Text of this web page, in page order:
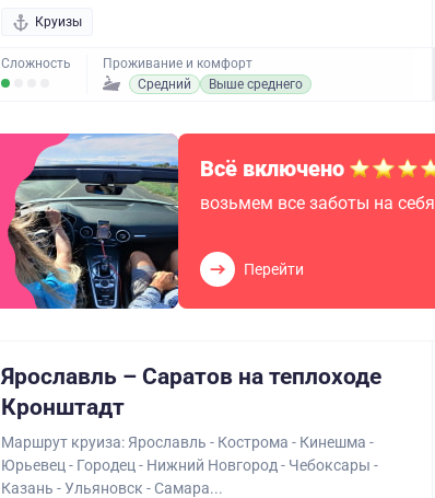
Круизы
Сложность
Проживание и комфорт
Средний
Выше среднего
Всё включено
возьмем все заботы на себя
Перейти
Ярославль – Саратов на теплоходе
Кронштадт
Маршрут круиза: Ярославль - Кострома - Кинешма -
Юрьевец - Городец - Нижний Новгород - Чебоксары -
Казань - Ульяновск - Самара...